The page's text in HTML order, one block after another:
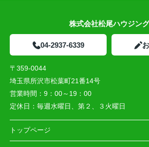
株式会社松尾ハウジング
04-2937-6339
〒359-0044
埼玉県所沢市松葉町21番14号
営業時間： 9：00～19：00
定休日： 毎週水曜日、第２、３火曜日
トップページ